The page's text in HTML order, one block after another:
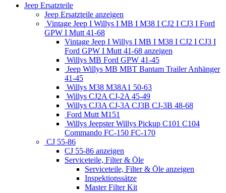
Jeep Ersatzteile
Jeep Ersatzteile anzeigen
Vintage Jeep I Willys I MB I M38 I CJ2 I CJ3 I Ford
GPW I Mutt 41-68
Vintage Jeep I Willys I MB I M38 I CJ2 I CJ3 I
Ford GPW I Mutt 41-68 anzeigen
Willys MB Ford GPW 41-45
Jeep Willys MB MBT Bantam Trailer Anhänger
41-45
Willys M38 M38A1 50-63
Willys CJ2A CJ-2A 45-49
Willys CJ3A CJ-3A CJ3B CJ-3B 48-68
Ford Mutt M151
Willys Jeepster Willys Pickup C101 C104
Commando FC-150 FC-170
CJ 55-86
CJ 55-86 anzeigen
Serviceteile, Filter & Öle
Serviceteile, Filter & Öle anzeigen
Inspektionssätze
Master Filter Kit